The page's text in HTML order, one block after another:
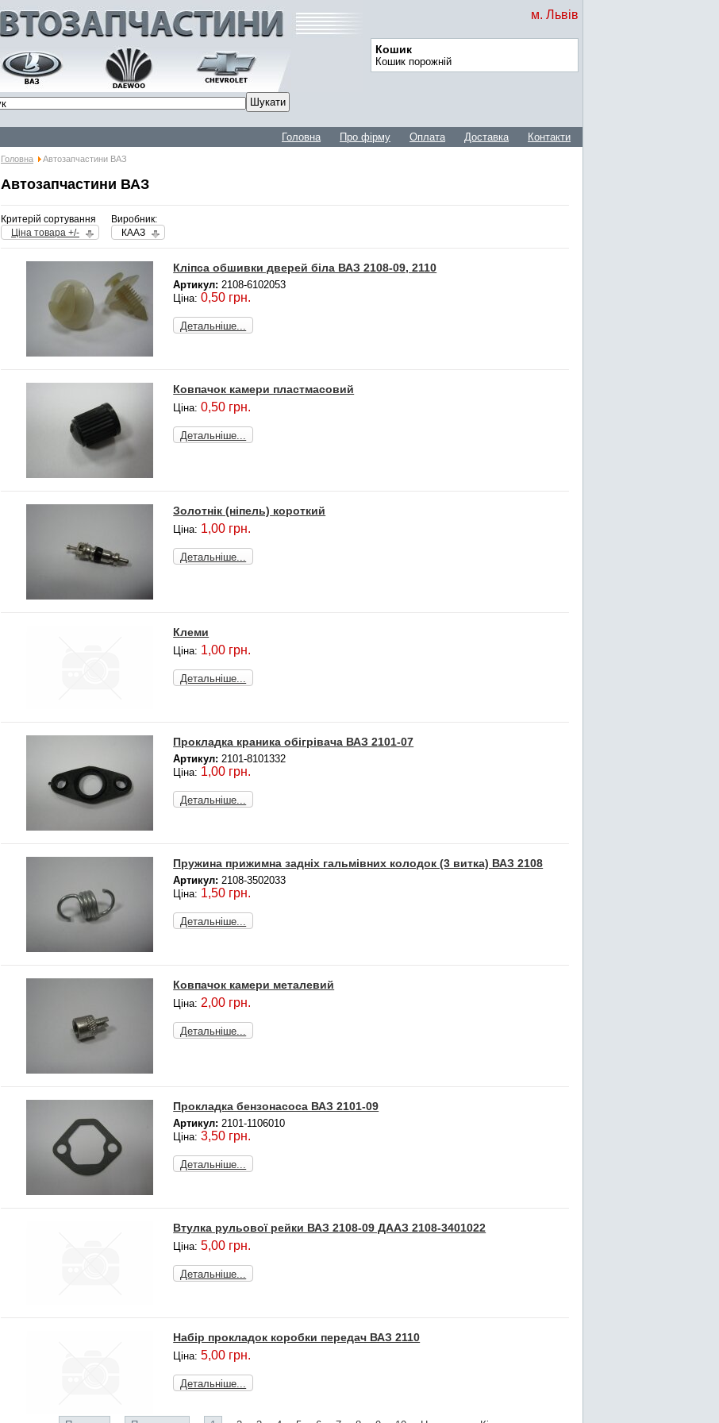
м. Львів
Кошик
Кошик порожній
Головна Про фірму Оплата Доставка Контакти
Головна Автозапчастини ВАЗ
Автозапчастини ВАЗ
Критерій сортування
Ціна товара +/-
Виробник:
КААЗ
Кліпса обшивки дверей біла ВАЗ 2108-09, 2110
Артикул: 2108-6102053
Ціна:0,50 грн.
Детальніше...
Ковпачок камери пластмасовий
Ціна:0,50 грн.
Детальніше...
Золотнік (ніпель) короткий
Ціна: 1,00 грн.
Детальніше...
Клеми
Ціна: 1,00 грн.
Детальніше...
Прокладка краника обігрівача ВАЗ 2101-07
Артикул: 2101-8101332
Ціна: 1,00 грн.
Детальніше...
Пружина прижимна задніх гальмівних колодок (3 витка) ВАЗ 2108
Артикул: 2108-3502033
Ціна: 1,50 грн.
Детальніше...
Ковпачок камери металевий
Ціна:2,00 грн.
Детальніше...
Прокладка бензонасоса ВАЗ 2101-09
Артикул: 2101-1106010
Ціна:3,50 грн.
Детальніше...
Втулка рульової рейки ВАЗ 2108-09 ДААЗ 2108-3401022
Ціна:5,00 грн.
Детальніше...
Набір прокладок коробки передач ВАЗ 2110
Ціна:5,00 грн.
Детальніше...